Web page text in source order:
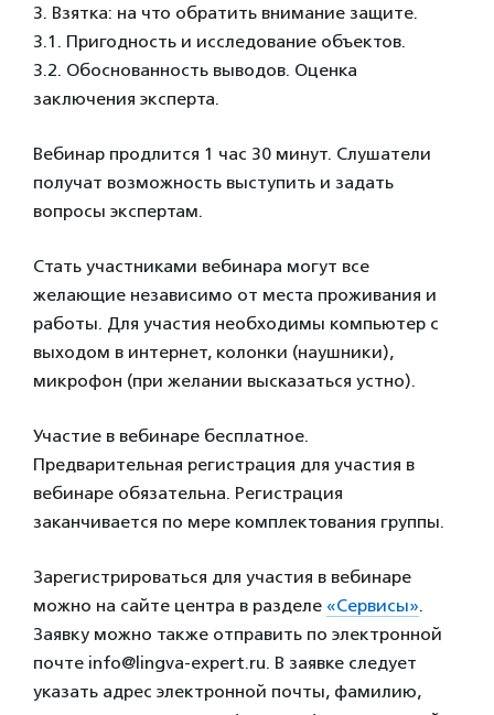
3. Взятка: на что обратить внимание защите.
3.1. Пригодность и исследование объектов.
3.2. Обоснованность выводов. Оценка
заключения эксперта.
Вебинар продлится 1 час 30 минут. Слушатели
получат возможность выступить и задать
вопросы экспертам.
Стать участниками вебинара могут все
желающие независимо от места проживания и
работы. Для участия необходимы компьютер с
выходом в интернет, колонки (наушники),
микрофон (при желании высказаться устно).
Участие в вебинаре бесплатное.
Предварительная регистрация для участия в
вебинаре обязательна. Регистрация
заканчивается по мере комплектования группы.
Зарегистрироваться для участия в вебинаре
можно на сайте центра в разделе «Сервисы».
Заявку можно также отправить по электронной
почте info@lingva-expert.ru. В заявке следует
указать адрес электронной почты, фамилию,